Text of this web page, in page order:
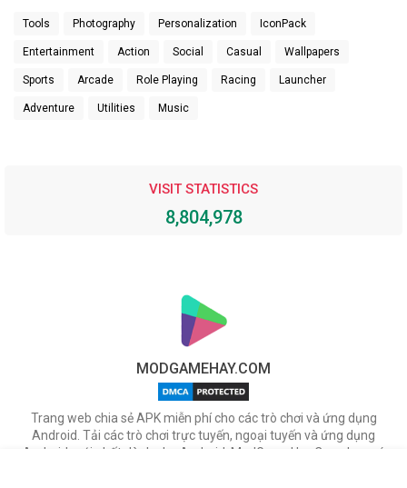
Tools Photography Personalization IconPack
Entertainment Action Social Casual Wallpapers
Sports Arcade Role Playing Racing Launcher
Adventure Utilities Music
VISIT STATISTICS
8,804,978
MODGAMEHAY.COM
Trang web chia sẻ APK miễn phí cho các trò chơi và ứng dụng
Android. Tải các trò chơi trực tuyến, ngoại tuyến và ứng dụng
Android mới nhất dành cho Android. ModGameHay.Com, bạn có